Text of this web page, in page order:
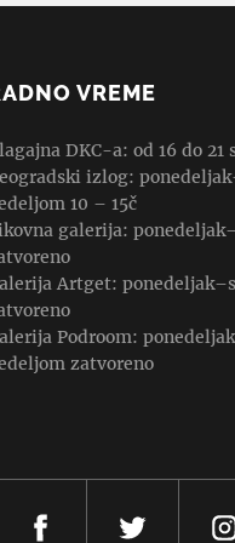
VREME
DKC-a: od 16 do
izlog:
10 – 15č
galerija:
Artget:
Podroom:
zatvoreno